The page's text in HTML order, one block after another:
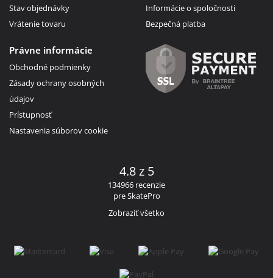
Stav objednávky
Vrátenie tovaru
Informácie o spoločnosti
Bezpečná platba
Právne informácie
Obchodné podmienky
Zásady ochrany osobných
údajov
Prístupnosť
Nastavenia súborov cookie
4.8 z 5
134966 recenzie
pre SkatePro
Zobraziť všetko